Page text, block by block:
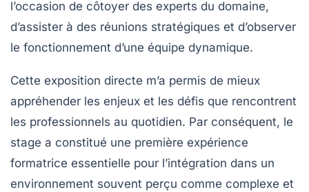
l’occasion de côtoyer des experts du domaine,
d’assister à des réunions stratégiques et d’observer
le fonctionnement d’une équipe dynamique.
Cette exposition directe m’a permis de mieux
appréhender les enjeux et les défis que rencontrent
les professionnels au quotidien. Par conséquent, le
stage a constitué une première expérience
formatrice essentielle pour l’intégration dans un
environnement souvent perçu comme complexe et